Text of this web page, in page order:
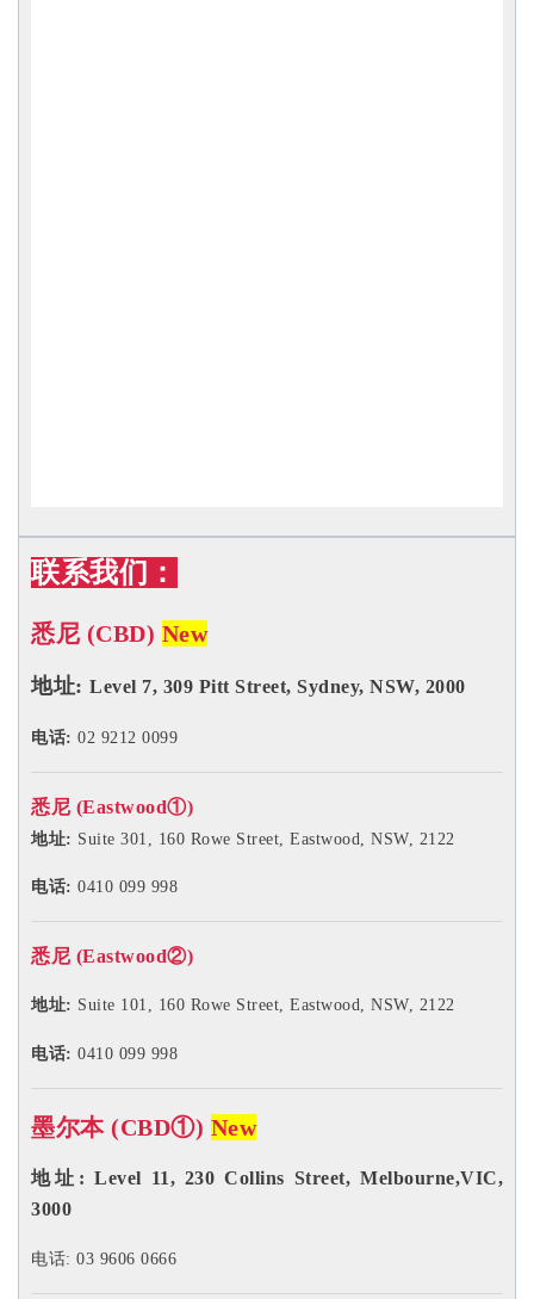
联系我们：
悉尼 (CBD) New
地址: Level 7, 309 Pitt Street, Sydney, NSW, 2000
电话: 02 9212 0099
悉尼 (Eastwood①)
地址: Suite 301, 160 Rowe Street, Eastwood, NSW, 2122
电话: 0410 099 998
悉尼 (Eastwood②)
地址: Suite 101, 160 Rowe Street, Eastwood, NSW, 2122
电话: 0410 099 998
墨尔本 (CBD①) New
地址: Level 11, 230 Collins Street, Melbourne,VIC,
3000
电话: 03 9606 0666